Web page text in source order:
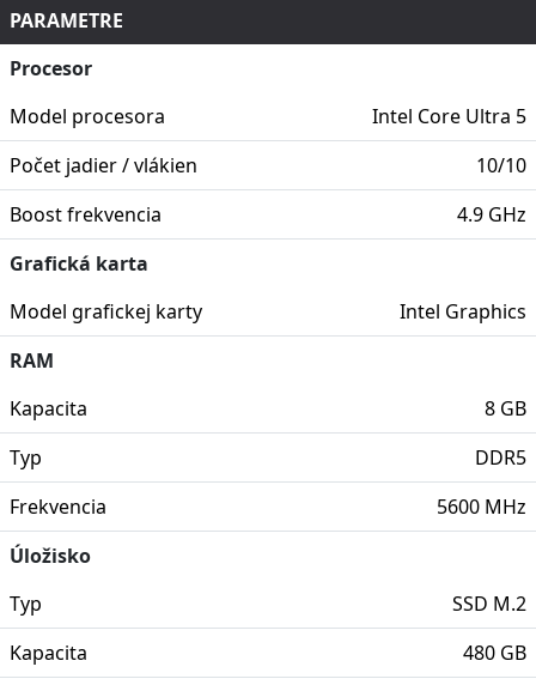
PARAMETRE
Procesor
Model procesora
Intel Core Ultra 5
Počet jadier / vlákien
10/10
Boost frekvencia
4.9 GHz
Grafická karta
Model grafickej karty
Intel Graphics
RAM
Kapacita
8 GB
Typ
DDR5
Frekvencia
5600 MHz
Úložisko
Typ
SSD M.2
Kapacita
480 GB